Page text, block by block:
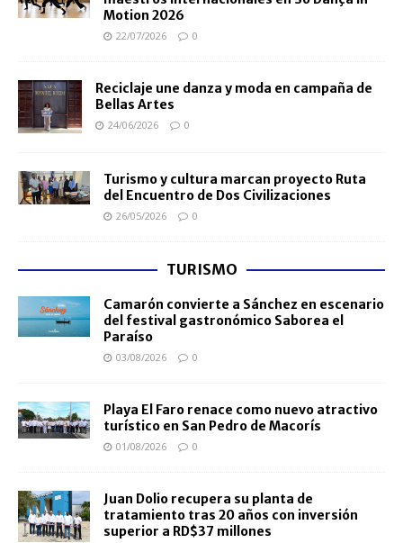
Motion 2026
22/07/2026 0
Reciclaje une danza y moda en campaña de
Bellas Artes
24/06/2026 0
Turismo y cultura marcan proyecto Ruta
del Encuentro de Dos Civilizaciones
26/05/2026 0
TURISMO
Camarón convierte a Sánchez en escenario
del festival gastronómico Saborea el
Paraíso
03/08/2026 0
Playa El Faro renace como nuevo atractivo
turístico en San Pedro de Macorís
01/08/2026 0
Juan Dolio recupera su planta de
tratamiento tras 20 años con inversión
superior a RD$37 millones